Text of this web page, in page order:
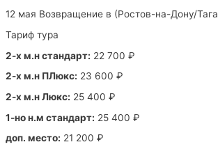
12 мая Возвращение в (Ростов-на-Дону/
Тариф тура
2-х м.н стандарт: 22 700 ₽
2-х м.н ПЛюкс: 23 600 ₽
2-х м.н Люкс: 25 400 ₽
1-но н.м стандарт: 25 400 ₽
доп. место: 21 200 ₽